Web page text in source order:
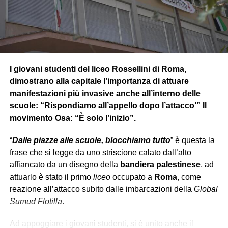
alla fine della guerra, scopre che è stata vinta e l’Hydra
sconfitto, ma nota che il mondo non è più come lo aveva
lasciato.
team dello S.H.I.E.L.D affiancato da Vedova Nera
condurrà in diverse missioni sotto copertura. In una di
queste però si rende conto, insieme all’agente Romanoff
(Vedova Nera), che dietro lo S.H.I.E.L.D c’è una
cospirazione interna, e scopre che l’Hydra è
S.H.I.E.L.D, rivelando anche che l’organizzazione ha
manipolatogli eventi globali più minacciosi e letali per
decenni.
I giovani studenti del liceo Rossellini di Roma,
dimostrano alla capitale l’importanza di attuare
manifestazioni più invasive anche all’interno delle
scuole: “Rispondiamo all’appello dopo l’attacco’” Il
movimento Osa: “È solo l’inizio”.
“Dalle piazze alle scuole, blocchiamo tutto” è questa la
frase che si legge da uno striscione calato dall’alto
affiancato da un disegno della bandiera palestinese, ad
attuarlo è stato il primo liceooccupato a Roma, come
reazione all’attacco subito dalle imbarcazioni della Global
Sumud Flotilla.
Ad appoggiare i giovani studenti, si è unito anche il